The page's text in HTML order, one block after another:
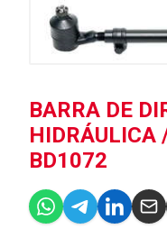
BARRA DE
HIDRÁULICA
BD1072